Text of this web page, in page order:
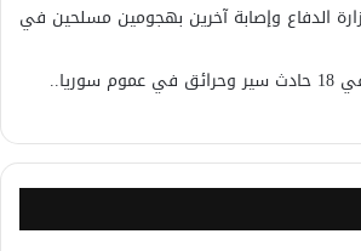
الدفاع وإصابة آخرين بهجومين مسلحين في
3 وفيات و21 مصابا في 18 حادث سير وحرائق في عموم سوريا..